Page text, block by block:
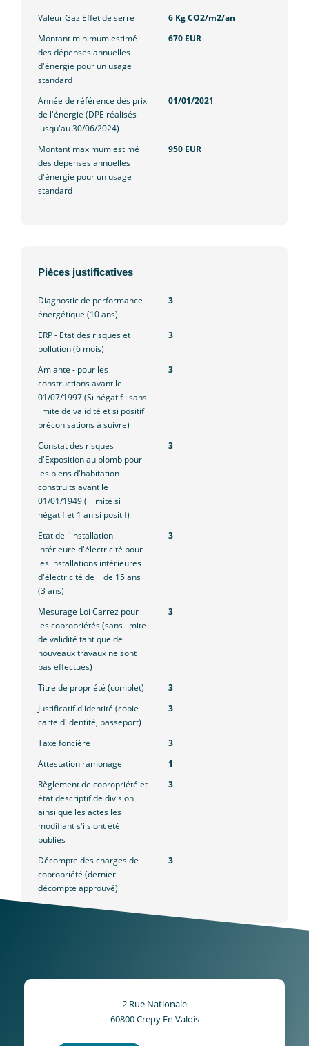
Valeur Gaz Effet de serre
6 Kg CO2/m2/an
Montant minimum estimé
des dépenses annuelles
d'énergie pour un usage
standard
670 EUR
Année de référence des prix
de l'énergie (DPE réalisés
jusqu'au 30/06/2024)
01/01/2021
Montant maximum estimé
des dépenses annuelles
d'énergie pour un usage
standard
950 EUR
Pièces justificatives
Diagnostic de performance
énergétique (10 ans)
3
ERP - Etat des risques et
pollution (6 mois)
3
Amiante - pour les
constructions avant le
01/07/1997 (Si négatif : sans
limite de validité et si positif
préconisations à suivre)
3
Constat des risques
d'Exposition au plomb pour
les biens d'habitation
construits avant le
01/01/1949 (illimité si
négatif et 1 an si positif)
3
Etat de l'installation
intérieure d'électricité pour
les installations intérieures
d'électricité de + de 15 ans
(3 ans)
3
Mesurage Loi Carrez pour
les copropriétés (sans limite
de validité tant que de
nouveaux travaux ne sont
pas effectués)
3
Titre de propriété (complet)
3
Justificatif d'identité (copie
carte d'identité, passeport)
3
Taxe foncière
3
Attestation ramonage
1
Règlement de copropriété et
état descriptif de division
ainsi que les actes les
modifiant s'ils ont été
publiés
3
Décompte des charges de
copropriété (dernier
décompte approuvé)
3
2 Rue Nationale
60800Crepy En Valois